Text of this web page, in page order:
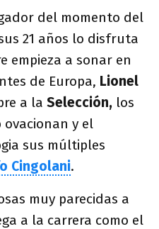
del momento del
21 años lo disfruta
empieza a sonar en
de Europa, Lionel
a la Selección, los
y el
sus múltiples
Cingolani.
muy parecidas a
a la carrera como el